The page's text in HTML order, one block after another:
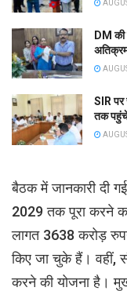
DM की
SIR पर
तक
बैठक में जानकारी दी गई
2029 तक पूरा करने
लागत 3638 करोड़
किए जा चुके हैं। वहीं,
करने की योजना है।